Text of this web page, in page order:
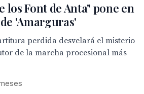
los Font de Anta" pone en
'Amarguras'
perdida desvelará el misterio
de la marcha procesional más